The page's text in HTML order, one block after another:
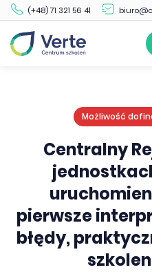
(+48) 71 321 56 41
Cena szkolenia:
429 zł / os. + VAT
Możliwość
Centralny
pierwsze
błędy,